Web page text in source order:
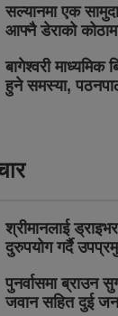
सल्यानमा एक
आफ्नै डेराको
बागेश्वरी माध्यमिक
हुने समस्या,
श्रीमानलाई
दुरुपयोग गर्दै
पुनर्वासमा ब्राउन
जवान सहित दुई